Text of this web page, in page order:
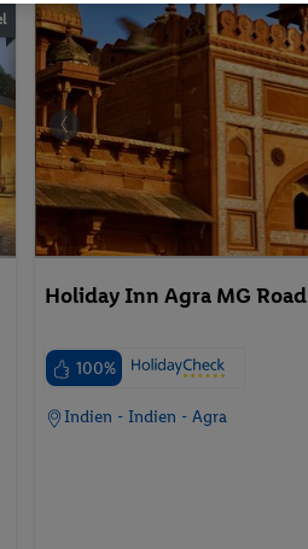
Holiday Inn Agra MG Road
100%
Indien - Indien - Agra